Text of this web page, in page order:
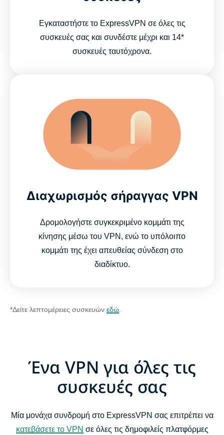
Εγκαταστήστε το ExpressVPN σε όλες τις
συσκευές σας και συνδέστε μέχρι και 14*
συσκευές ταυτόχρονα.
Διαχωρισμός σήραγγας VPN
Δρομολογήστε συγκεκριμένο κομμάτι της
κίνησης μέσω του VPN, ενώ το υπόλοιπο
κομμάτι της έχει απευθείας σύνδεση στο
διαδίκτυο.
*Δείτε λεπτομέρειες συσκευών εδώ.
Ένα VPN για όλες τις
συσκευές σας
Μία μονάχα συνδρομή στο ExpressVPN σας επιτρέπει να
κατεβάσετε το VPN σε όλες τις δημοφιλείς πλατφόρμες